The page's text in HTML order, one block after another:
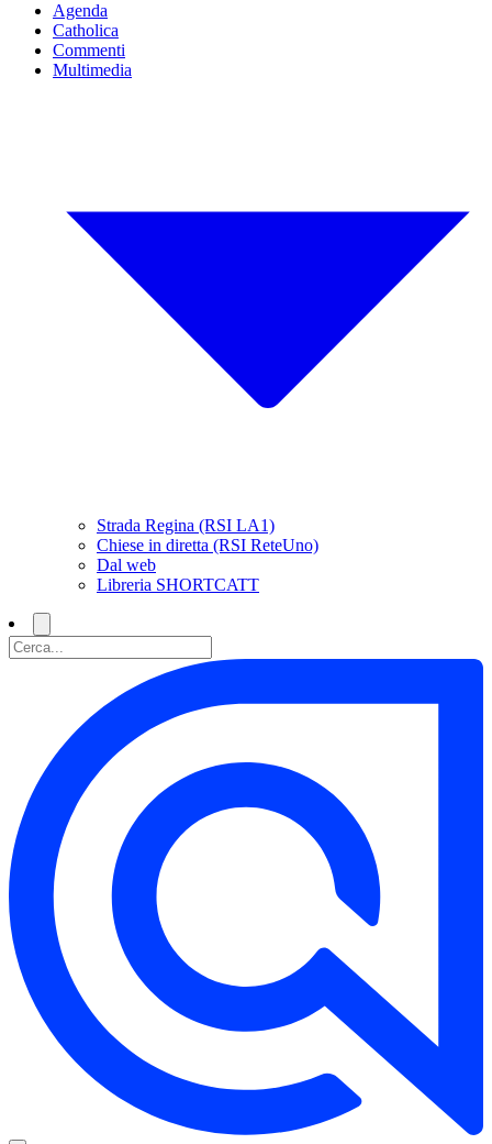
Agenda
Catholica
Commenti
Multimedia
Strada Regina (RSI LA1)
Chiese in diretta (RSI ReteUno)
Dal web
Libreria SHORTCATT